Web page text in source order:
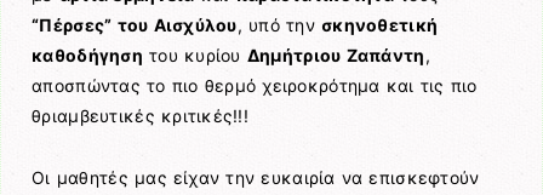
“Πέρσες” του Αισχύλου, υπό τηνσκηνοθετική
καθοδήγηση του κυρίου Δημήτριου Ζαπάντη,
αποσπώντας το πιο θερμό χειροκρότημα και τις πιο
θριαμβευτικές κριτικές!!!
Οι μαθητές μας είχαν την ευκαιρία να επισκεφτούν